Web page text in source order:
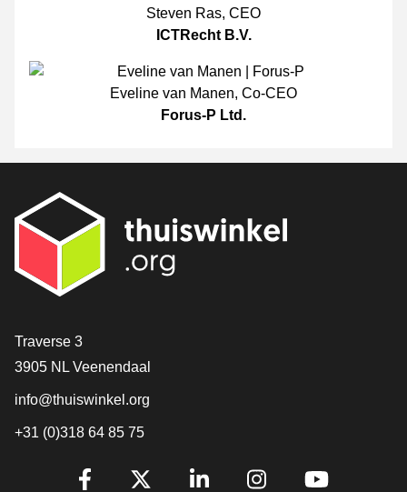
Steven Ras, CEO
ICTRecht B.V.
Eveline van Manen, Co-CEO
Forus-P Ltd.
[_General:Contact]
Traverse 3
3905 NL Veenendaal
info@thuiswinkel.org
+31 (0)318 64 85 75
[_General:SocialMediaTitle]